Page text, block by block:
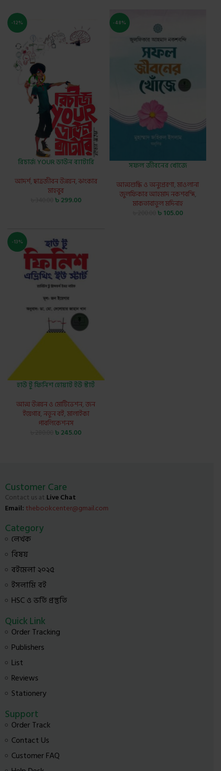
-12%
রিচার্জ YOUR ডাউন ব্যাটারি
আদর্শ,ছাত্রজীবন উন্নয়ন,ঝংকার
মাহবুব
৳299.00
-48%
সফল জীবনের খোজে
আত্মশুদ্ধি ও অনুপ্রেরণা,মাওলানা
জুলফিকার আহমাদ নকশবন্দি,
মাকতাবাতুল মদিনাহ
৳105.00
-13%
হাউ টু ফিনিশ হোয়াট ইউ স্টার্ট
আত্ম উন্নয়ন ও মোটিভেশন,জন
ইয়েগার,নতুন বই,মালাইকা
পাবলিকেশনস
৳245.00
Customer Care
Contact us at Live Chat
Email: thebookcenter@gmail.com
Category
লেখক
বিষয়
বইমেলা ২০২৫
ইসলামি বই
HSC ও ভর্তি প্রস্তুতি
Quick Link
Order Tracking
Publishers
List
Reviews
Stationery
Support
Order Track
Contact Us
Customer FAQ